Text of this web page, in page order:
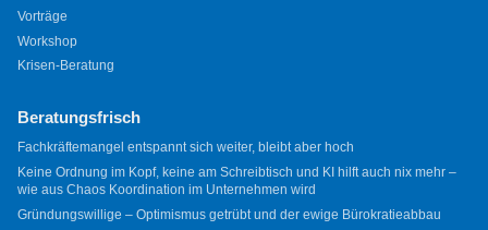
Vorträge
Workshop
Krisen-Beratung
Beratungsfrisch
Fachkräftemangel entspannt sich weiter, bleibt aber hoch
Keine Ordnung im Kopf, keine am Schreibtisch und KI hilft auch nix mehr –
wie aus Chaos Koordination im Unternehmen wird
Gründungswillige – Optimismus getrübt und der ewige Bürokratieabbau